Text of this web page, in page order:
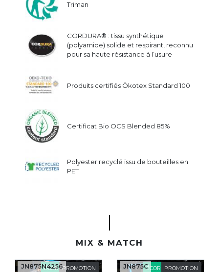
Triman
CORDURA® : tissu synthétique
(polyamide) solide et respirant, reconnu
pour sa haute résistance à l’usure
Produits certifiés Ökotex Standard 100
Certificat Bio OCS Blended 85%
Polyester recyclé issu de bouteilles en
PET
MIX & MATCH
ÉCORESPONSABLE
PROMOTION
JN875N4256 ÉCORESPONSABLE
PROMOTION
JN875C